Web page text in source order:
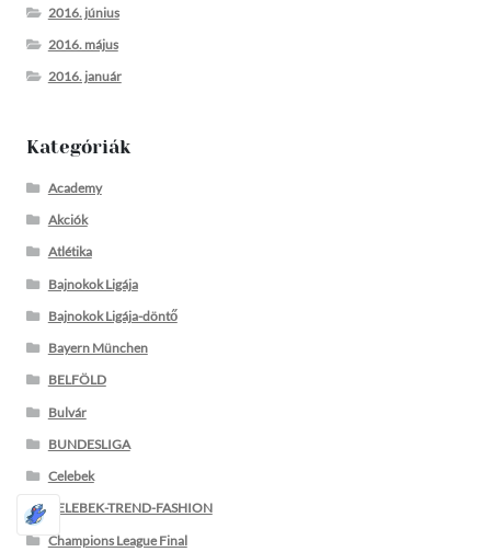
2016. június
2016. május
2016. január
Kategóriák
Academy
Akciók
Atlétika
Bajnokok Ligája
Bajnokok Ligája-döntő
Bayern München
BELFÖLD
Bulvár
BUNDESLIGA
Celebek
CELEBEK-TREND-FASHION
Champions League Final